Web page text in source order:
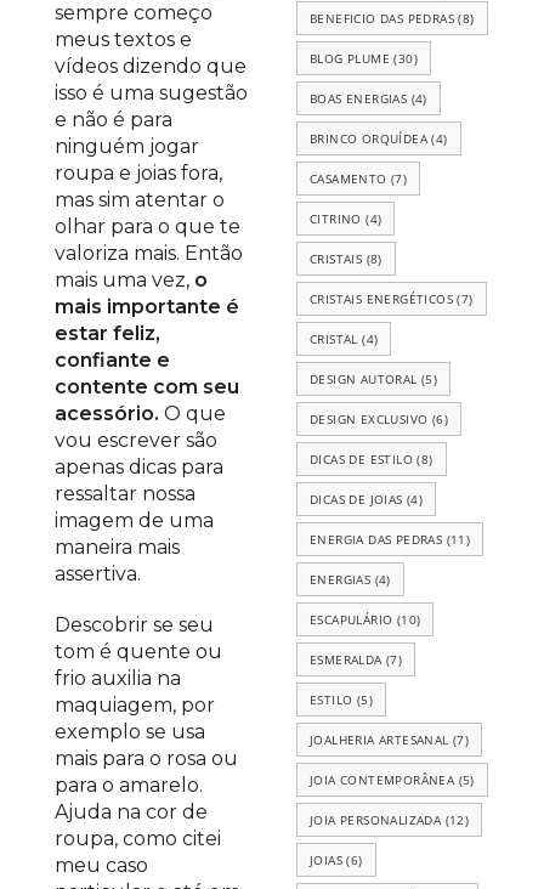
sempre começo
meus textos e
vídeos dizendo que
isso é uma sugestão
e não é para
ninguém jogar
roupa e joias fora,
mas sim atentar o
olhar para o que te
valoriza mais. Então
mais uma vez, o
mais importante é
estar feliz,
confiante e
contente com seu
acessório. O que
vou escrever são
apenas dicas para
ressaltar nossa
imagem de uma
maneira mais
assertiva.
Descobrir se seu
tom é quente ou
frio auxilia na
maquiagem, por
exemplo se usa
mais para o rosa ou
para o amarelo.
Ajuda na cor de
roupa, como citei
meu caso
BENEFICIO DAS PEDRAS (8)
BLOG PLUME (30)
BOAS ENERGIAS (4)
BRINCO ORQUÍDEA (4)
CASAMENTO (7)
CITRINO (4)
CRISTAIS (8)
CRISTAIS ENERGÉTICOS (7)
CRISTAL (4)
DESIGN AUTORAL (5)
DESIGN EXCLUSIVO (6)
DICAS DE ESTILO (8)
DICAS DE JOIAS (4)
ENERGIA DAS PEDRAS (11)
ENERGIAS (4)
ESCAPULÁRIO (10)
ESMERALDA (7)
ESTILO (5)
JOALHERIA ARTESANAL (7)
JOIA CONTEMPORÂNEA (5)
JOIA PERSONALIZADA (12)
JOIAS (6)